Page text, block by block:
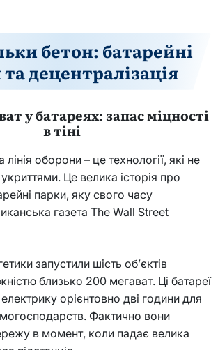
бетон: батарейні
децентралізація
у батареях: запас міцності
в тіні
оборони – це технології, які не
Це велика історія про
парки, яку свого часу
газета The Wall Street
запустили шість об’єктів
близько 200 мегават. Ці батареї
орієнтовно дві години для
Фактично вони
в момент, коли падає велика